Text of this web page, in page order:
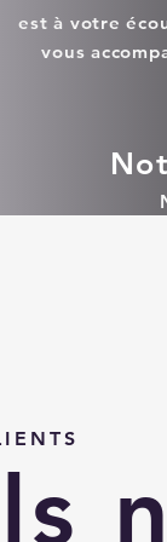
est à votre
vous